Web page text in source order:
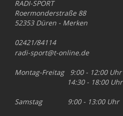
RADI-SPORT
Roermonderstraße 88
52353 Düren - Merken
02421/84114
radi-sport@t-online.de
Montag-Freitag 9:00 - 12:00 Uhr
14:30 - 18:00 Uhr
Samstag 9:00 - 13:00 Uhr